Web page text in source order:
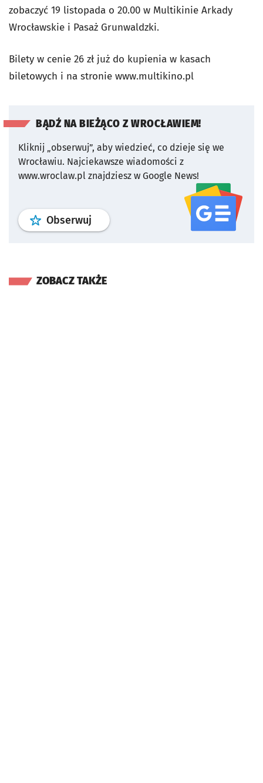
zobaczyć 19 listopada o 20.00 w Multikinie Arkady
Wrocławskie i Pasaż Grunwaldzki.
Bilety w cenie 26 zł już do kupienia w kasach
biletowych i na stronie www.multikino.pl
BĄDŹ NA BIEŻĄCO Z WROCŁAWIEM!
Kliknij „obserwuj”, aby wiedzieć, co dzieje się we
Wrocławiu. Najciekawsze wiadomości z
www.wroclaw.pl znajdziesz w Google News!
Obserwuj profil serwisu
ZOBACZ TAKŻE